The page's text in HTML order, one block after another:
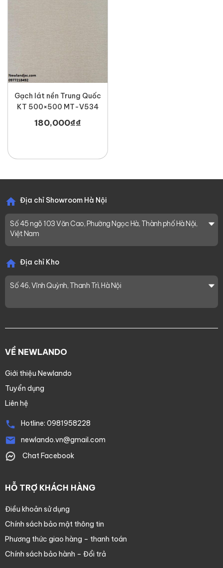
Gạch lát nền Trung Quốc
KT 500×500 MT-V534
180,000₫₫
Địa chỉ Showroom Hà Nội
Số 45 ngõ 103 Văn Cao, Phường Ngọc Hà, Thành phố Hà Nội,
Việt Nam
Địa chỉ Kho
Số 46, Vĩnh Quỳnh, Thanh Trì, Hà Nội
VỀ NEWLANDO
Giới thiệu Newlando
Tuyển dụng
Liên hệ
Hotline: 0981958228
newlando.vn@gmail.com
Chat Facebook
HỖ TRỢ KHÁCH HÀNG
Điều khoản sử dụng
Chính sách bảo mật thông tin
Phương thức giao hàng – thanh toán
Chính sách bảo hành – Đổi trả